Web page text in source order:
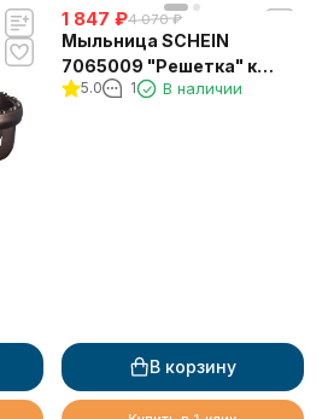
1 847 ₽4 070 ₽
Мыльница SCHEIN
7065009 "Решетка" к
стене
5.0 1 В наличии
В корзину